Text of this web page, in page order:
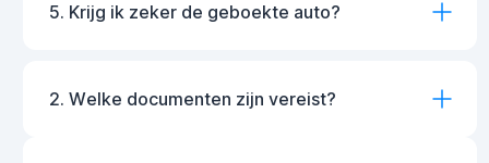
5. Krijg ik zeker de geboekte auto?
2. Welke documenten zijn vereist?